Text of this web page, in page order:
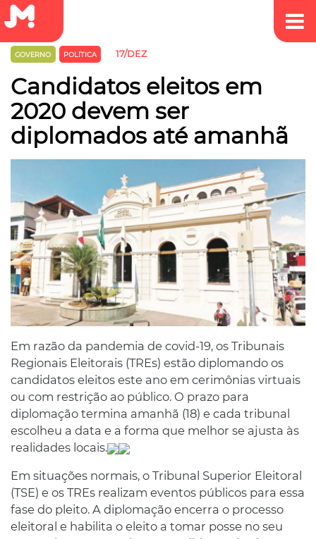
GOVERNO POLÍTICA 17/DEZ
Candidatos eleitos em
2020 devem ser
diplomados até amanhã
Em razão da pandemia de covid-19, os Tribunais
Regionais Eleitorais (TREs) estão diplomando os
candidatos eleitos este ano em cerimônias virtuais
ou com restrição ao público. O prazo para
diplomação termina amanhã (18) e cada tribunal
escolheu a data e a forma que melhor se ajusta às
realidades locais.
Em situações normais, o Tribunal Superior Eleitoral
(TSE) e os TREs realizam eventos públicos para essa
fase do pleito. A diplomação encerra o processo
eleitoral e habilita o eleito a tomar posse no seu